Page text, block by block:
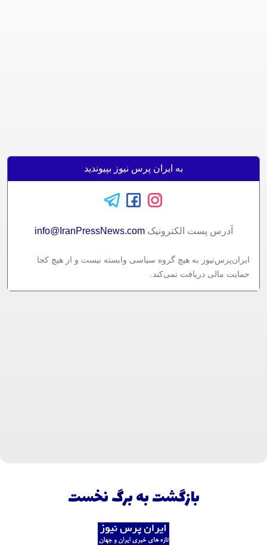
به ایران پرس نیوز بپیوندید
آدرس پست الکترونيکinfo@IranPressNews.com
ایران‌پرس‌نیوز به هیچ گروه سیاسی وابسته نیست و از هیچ کجا
حمایت مالی دریافت نمی‌کند.
بازگشت به برگ نخست